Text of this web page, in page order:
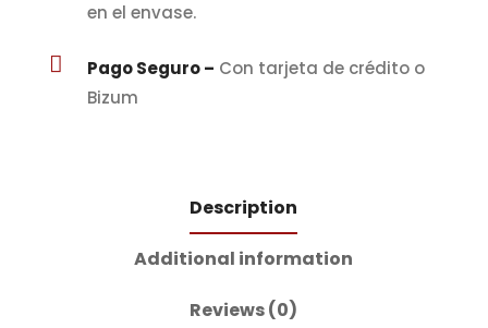
en el envase.
 Pago Seguro – Con tarjeta de crédito o
Bizum
Description
Additional information
Reviews (0)